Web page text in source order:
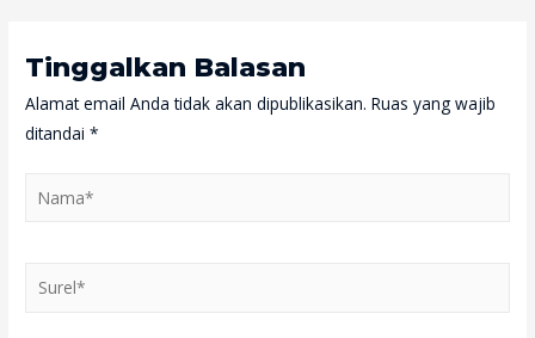
Tinggalkan Balasan
Alamat email Anda tidak akan dipublikasikan. Ruas yang wajib
ditandai*
Surel*